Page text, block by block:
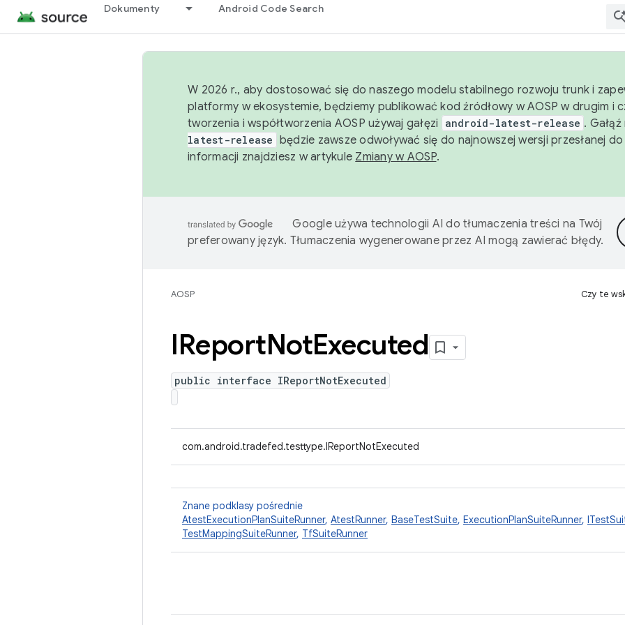
Dokumenty Android Code Search
W 2026 r., aby dostosować się do naszego modelu stabilnego rozwoju trunk i
platformy w ekosystemie, będziemy publikować kod źródłowy w AOSP w drugim i
tworzenia i współtworzenia AOSP używaj gałęzi
android-latest-release .
latest-release będzie zawsze odwoływać się do najnowszej wersji przesłanej do
informacji znajdziesz w artykule Zmiany w AOSP.
Google używa technologii AI do tłumaczenia treści na Twój
preferowany język. Tłumaczenia wygenerowane przez AI mogą zawierać błędy.
AOSP Czy te
IReportNotExecuted
public interface IReportNotExecuted
com.android.tradefed.testtype.IReportNotExecuted
Znane podklasy pośrednie
AtestExecutionPlanSuiteRunner, AtestRunner, BaseTestSuite, ExecutionPlanSuiteRunner,
TestMappingSuiteRunner, TfSuiteRunner